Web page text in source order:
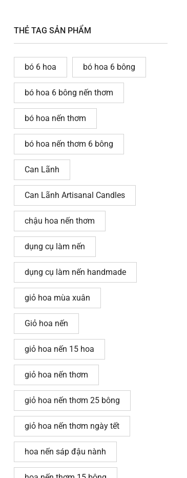
THẺ TAG SẢN PHẨM
bó 6 hoa bó hoa 6 bông
bó hoa 6 bông nến thơm
bó hoa nến thơm
bó hoa nến thơm 6 bông
Can Lãnh
Can Lãnh Artisanal Candles
chậu hoa nến thơm
dụng cụ làm nến
dụng cụ làm nến handmade
giỏ hoa mùa xuân
Giỏ hoa nến
giỏ hoa nến 15 hoa
giỏ hoa nến thơm
giỏ hoa nến thơm 25 bông
giỏ hoa nến thơm ngày tết
hoa nến sáp đậu nành